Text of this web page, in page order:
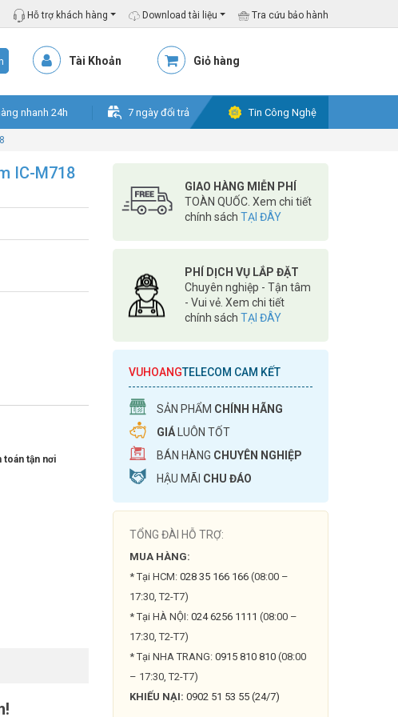
Hỗ trợ khách hàng Download tài liệu Tra cứu bảo hành
Tài Khoản Giỏ hàng
nhanh 24h 7 ngày đổi trả Tin Công Nghệ
IC-M718
toán tận nơi
GIAO HÀNG MIỄN PHÍ
TOÀN QUỐC. Xem chi tiết
chính sách TẠI ĐÂY
PHÍ DỊCH VỤ LẮP ĐẶT
Chuyên nghiệp - Tận tâm
- Vui vẻ. Xem chi tiết
chính sách TẠI ĐÂY
VUHOANGTELECOM CAM KẾT
SẢN PHẨM CHÍNH HÃNG
GIÁ LUÔN TỐT
BÁN HÀNG CHUYÊN NGHIỆP
HẬU MÃI CHU ĐÁO
TỔNG ĐÀI HỖ TRỢ:
MUA HÀNG:
* Tại HCM: 028 35 166 166 (08:00 –
17:30, T2-T7)
* Tại HÀ NỘI: 024 6256 1111 (08:00 –
17:30, T2-T7)
* Tại NHA TRANG: 0915 810 810 (08:00
– 17:30, T2-T7)
KHIẾU NẠI: 0902 51 53 55 (24/7)